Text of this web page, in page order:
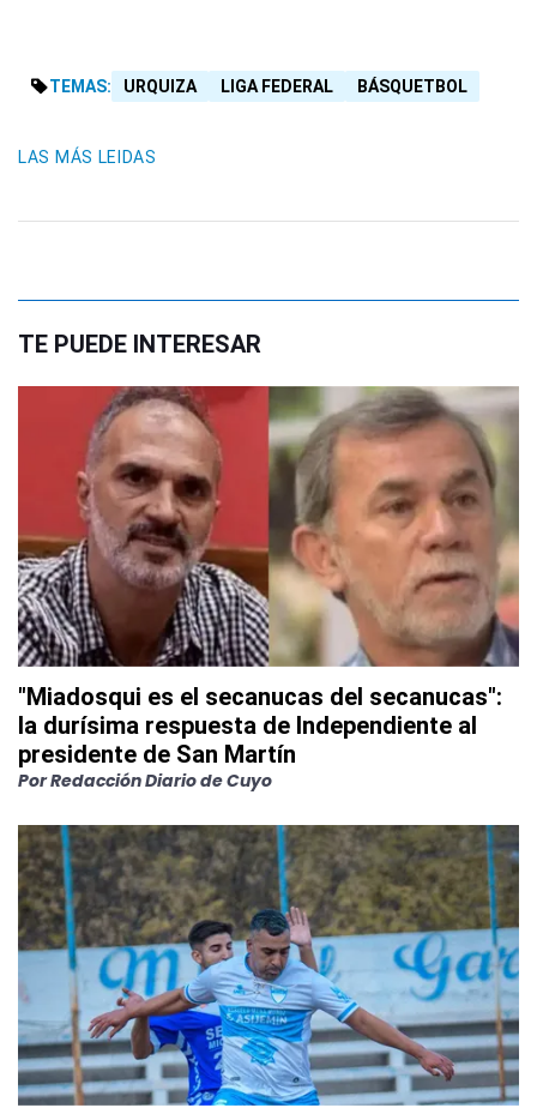
TEMAS: URQUIZA LIGA FEDERAL BÁSQUETBOL
LAS MÁS LEIDAS
TE PUEDE INTERESAR
"Miadosqui es el secanucas del secanucas":
la durísima respuesta de Independiente al
presidente de San Martín
PorRedacción Diario de Cuyo